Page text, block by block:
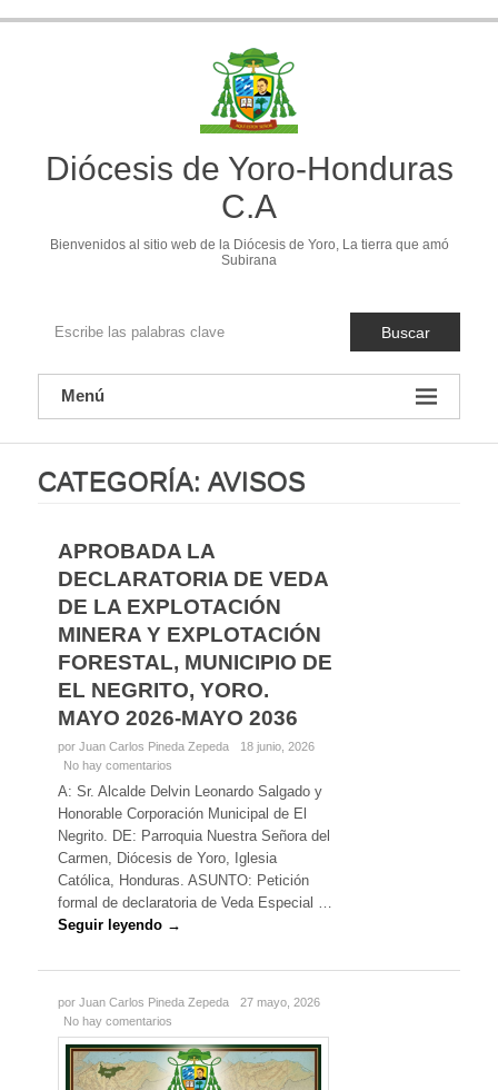
Diócesis de Yoro-Honduras
C.A
Bienvenidos al sitio web de la Diócesis de Yoro, La tierra que amó
Subirana
Buscar
Menú
CATEGORÍA: AVISOS
APROBADA LA
DECLARATORIA DE VEDA
DE LA EXPLOTACIÓN
MINERA Y EXPLOTACIÓN
FORESTAL, MUNICIPIO DE
EL NEGRITO, YORO.
MAYO 2026-MAYO 2036
por Juan Carlos Pineda Zepeda
18 junio, 2026
No hay comentarios
A: Sr. Alcalde Delvin Leonardo Salgado y
Honorable Corporación Municipal de El
Negrito. DE: Parroquia Nuestra Señora del
Carmen, Diócesis de Yoro, Iglesia
Católica, Honduras. ASUNTO: Petición
formal de declaratoria de Veda Especial …
Seguir leyendo →
por Juan Carlos Pineda Zepeda
27 mayo, 2026
No hay comentarios